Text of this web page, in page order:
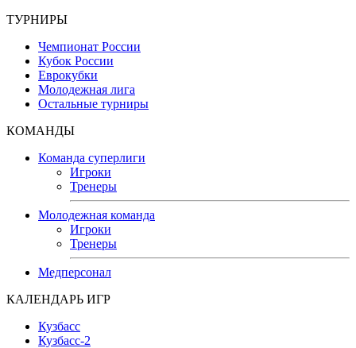
ТУРНИРЫ
Чемпионат России
Кубок России
Еврокубки
Молодежная лига
Остальные турниры
КОМАНДЫ
Команда суперлиги
Игроки
Тренеры
Молодежная команда
Игроки
Тренеры
Медперсонал
КАЛЕНДАРЬ ИГР
Кузбасс
Кузбасс-2